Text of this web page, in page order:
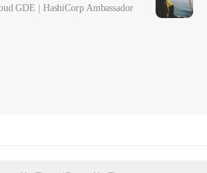
GDE | HashiCorp Ambassador